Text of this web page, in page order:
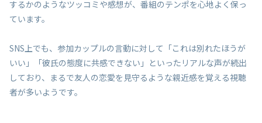
するかのようなツッコミや感想が、番組のテンポを心地よく保っ
ています。
SNS上でも、参加カップルの言動に対して「これは別れたほうが
いい」「彼氏の態度に共感できない」といったリアルな声が続出
しており、まるで友人の恋愛を見守るような親近感を覚える視聴
者が多いようです。